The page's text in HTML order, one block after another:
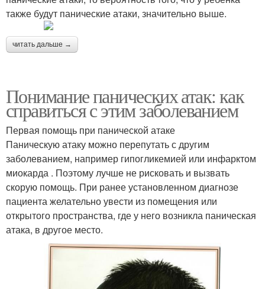
также будут панические атаки, значительно выше.
читать дальше →
Понимание панических атак: как
справиться с этим заболеванием
Первая помощь при панической атаке
Паническую атаку можно перепутать с другим
заболеванием, например гипогликемией или инфарктом
миокарда . Поэтому лучше не рисковать и вызвать
скорую помощь. При ранее установленном диагнозе
пациента желательно увести из помещения или
открытого пространства, где у него возникла паническая
атака, в другое место.